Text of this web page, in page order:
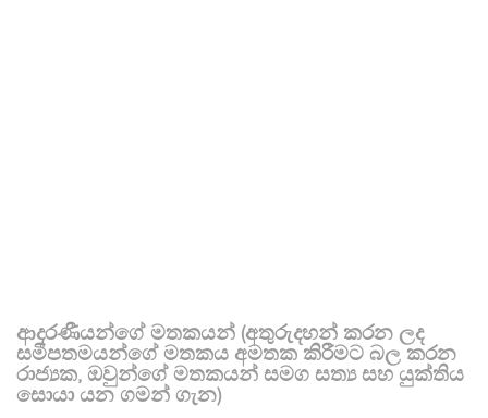
ආදරණීයන්ගේ මතකයන් (අතුරුදහන් කරන ලද
සමීපතමයන්ගේ මතකය අමතක කිරීමට බල කරන
රාජ්‍යක, ඔවුන්ගේ මතකයන් සමග සත්‍ය සහ යුක්තිය
සොයා යන ගමන් ගැන)